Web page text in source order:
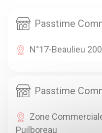
Passtime
N°17-Beaulieu
Passtime
Zone
Puilboreau